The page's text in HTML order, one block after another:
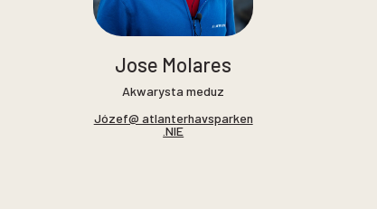
Jose Molares
Akwarysta meduz
Józef@ atlanterhavsparken
.NIE